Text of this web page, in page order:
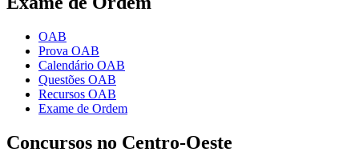
OAB
Prova OAB
Calendário OAB
Questões OAB
Recursos OAB
Exame de Ordem
Concursos no Centro-Oeste